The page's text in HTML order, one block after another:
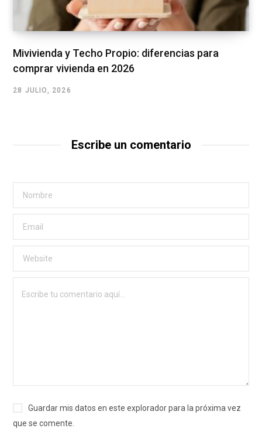
Mivivienda y Techo Propio: diferencias para
comprar vivienda en 2026
28 JULIO, 2026
Escribe un comentario
Guardar mis datos en este explorador para la próxima vez
que se comente.